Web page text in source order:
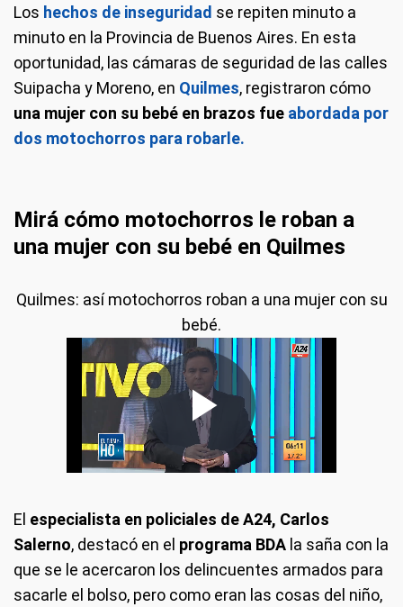
Tv)
Los hechos de inseguridad se repiten minuto a
minuto en la Provincia de Buenos Aires. En esta
oportunidad, las cámaras de seguridad de las calles
Suipacha y Moreno, en Quilmes, registraron cómo
una mujer con su bebé en brazos fue abordada por
dos motochorros para robarle.
Mirá cómo motochorros le roban a
una mujer con su bebé en Quilmes
Quilmes: así motochorros roban a una mujer con su
bebé.
El especialista en policiales de A24, Carlos
Salerno, destacó en el programa BDA la saña con la
que se le acercaron los delincuentes armados para
sacarle el bolso, pero como eran las cosas del niño,